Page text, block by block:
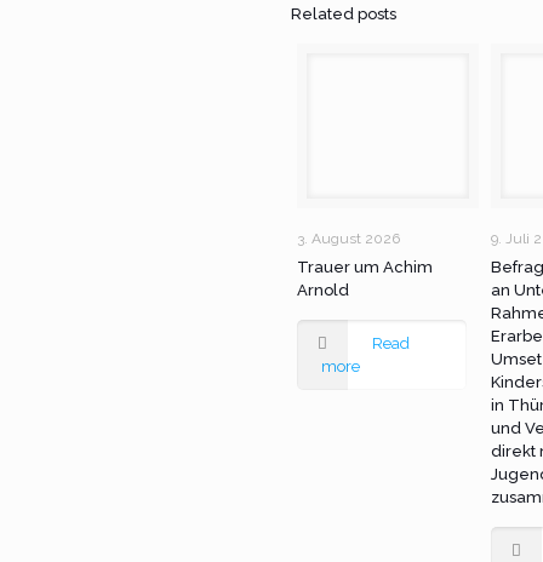
Related posts
3. August 2026
Trauer um Achim
Arnold
Read
more
9. Juli
an
in
und
direkt